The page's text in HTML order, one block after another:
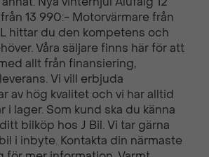
Bluetooth - handsfree
bak
El-infällbara
sidospeglar
Filhållsassistans
13 990:- Motorvärmare från
hittar du den kompetens och
Våra säljare finns här för att
allt från finansiering,
Vi vill erbjuda
av hög kvalitet och vi har alltid
i lager. Som kund ska du känna
bilköp hos J Bil. Vi tar gärna
i inbyte. Kontakta din närmaste